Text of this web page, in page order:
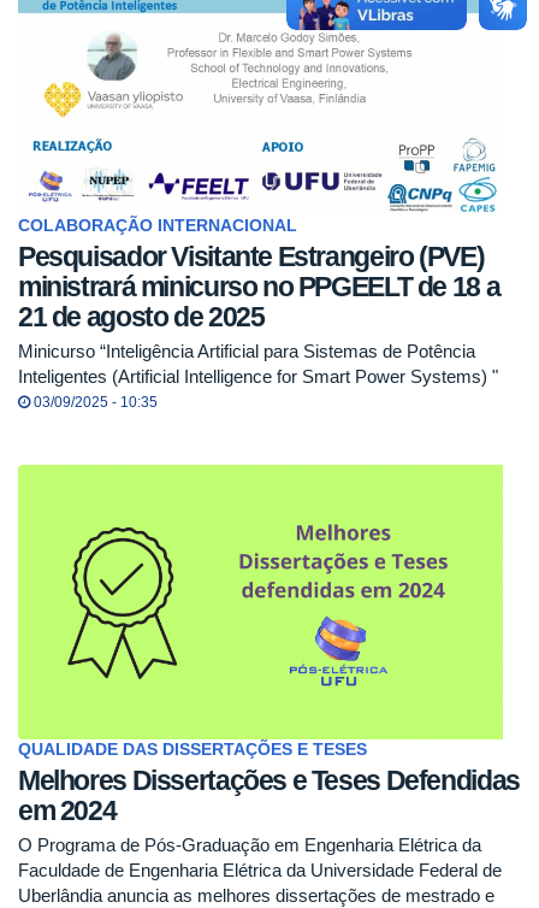
COLABORAÇÃO INTERNACIONAL
Pesquisador Visitante Estrangeiro (PVE)
ministrará minicurso no PPGEELT de 18 a
21 de agosto de 2025
Minicurso “Inteligência Artificial para Sistemas de Potência
Inteligentes (Artificial Intelligence for Smart Power Systems) "
03/09/2025 - 10:35
QUALIDADE DAS DISSERTAÇÕES E TESES
Melhores Dissertações e Teses Defendidas
em 2024
O Programa de Pós-Graduação em Engenharia Elétrica da
Faculdade de Engenharia Elétrica da Universidade Federal de
Uberlândia anuncia as melhores dissertações de mestrado e